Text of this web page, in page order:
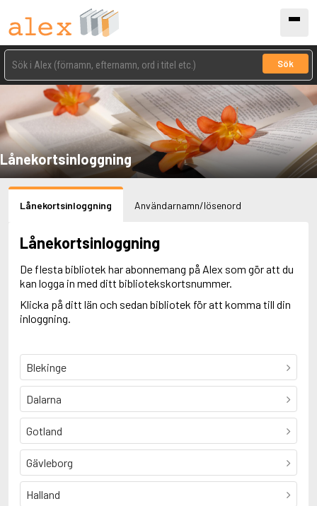
Sök
Lånekortsinloggning
Lånekortsinloggning Användarnamn/lösenord
Lånekortsinloggning
De flesta bibliotek har abonnemang på Alex som gör att du
kan logga in med ditt bibliotekskortsnummer.
Klicka på ditt län och sedan bibliotek för att komma till din
inloggning.
Blekinge
Dalarna
Gotland
Gävleborg
Halland